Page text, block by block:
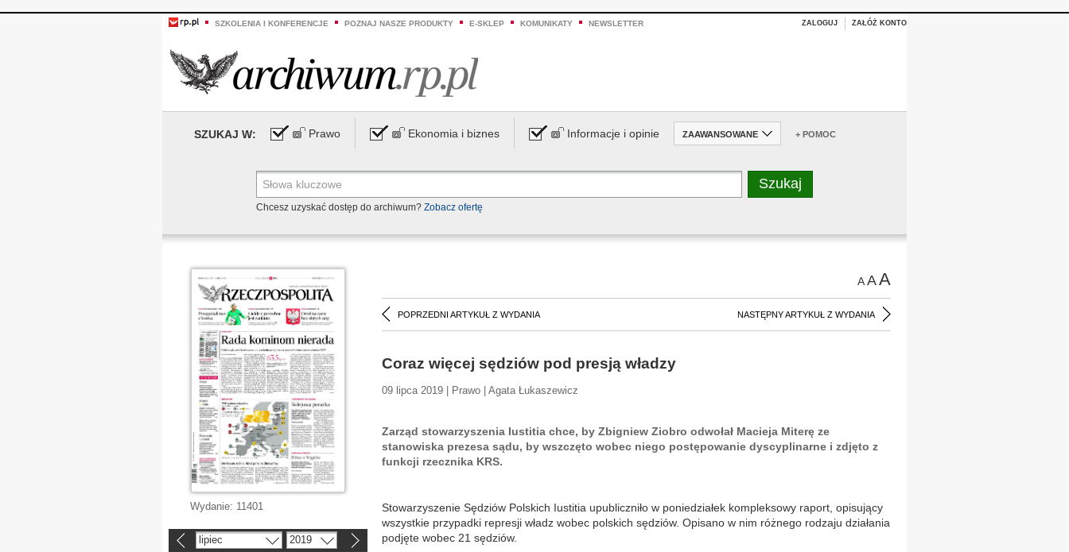
SZKOLENIA I KONFERENCJE POZNAJ NASZE PRODUKTY E-SKLEP KOMUNIKATY NEWSLETTER ZALOGUJ ZAŁÓŻ KONTO
SZUKAJ W: Prawo Ekonomia i biznes Informacje i opinie ZAAWANSOWANE + POMOC
Chcesz uzyskać dostęp do archiwum? Zobacz ofertę
AAA
POPRZEDNI ARTYKUŁ Z WYDANIA NASTĘPNY ARTYKUŁ Z WYDANIA
Coraz więcej sędziów pod presją władzy
09 lipca 2019 | Prawo | Agata Łukaszewicz
Zarząd stowarzyszenia Iustitia chce, by Zbigniew Ziobro odwołał Macieja Miterę ze
stanowiska prezesa sądu, by wszczęto wobec niego postępowanie dyscyplinarne i zdjęto z
funkcji rzecznika KRS.
Stowarzyszenie Sędziów Polskich Iustitia upubliczniło w poniedziałek kompleksowy raport, opisujący
wszystkie przypadki represji władz wobec polskich sędziów. Opisano w nim różnego rodzaju działania
podjęte wobec 21 sędziów.
Wydanie: 11401
lipiec 2019